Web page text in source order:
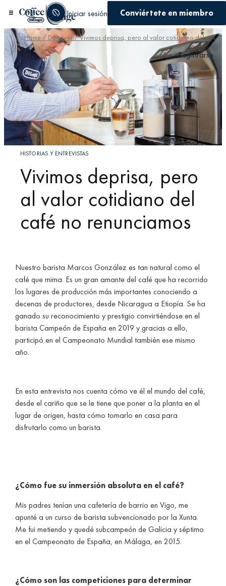
Iniciar sesión Conviértete en miembro
Registrarse
Home/ Discover/ Vivimos deprisa, pero al valor cotidiano del café no renunciamos
HISTORIAS Y ENTREVISTAS
Vivimos deprisa, pero
al valor cotidiano del
café no renunciamos
Nuestro barista Marcos González es tan natural como el
café que mima. Es un gran amante del café que ha recorrido
los lugares de producción más importantes conociendo a
decenas de productores, desde Nicaragua a Etiopía. Se ha
ganado su reconocimiento y prestigio convirtiéndose en el
barista Campeón de España en 2019 y gracias a ello,
participó en el Campeonato Mundial también ese mismo
año.
En esta entrevista nos cuenta cómo ve él el mundo del café,
desde el cariño que se le tiene que poner a la planta en el
lugar de origen, hasta cómo tomarlo en casa para
disfrutarlo como un barista.
¿Cómo fue su inmersión absoluta en el café?
Mis padres tenían una cafetería de barrio en Vigo, me
apunté a un curso de barista subvencionado por la Xunta.
Me fui metiendo y quedé subcampeón de Galicia y séptimo
en el Campeonato de España, en Málaga, en 2015.
¿Cómo son las competiciones para determinar